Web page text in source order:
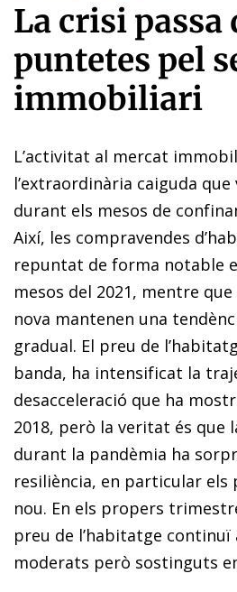
La crisi passa
puntetes pel
immobiliari
L’activitat al mercat
l’extraordinària caiguda
durant els mesos de
Així, les compravendes
repuntat de forma notable
mesos del 2021, mentre que
nova mantenen una
gradual. El preu de
banda, ha intensificat la
desacceleració que ha
2018, però la veritat és que
durant la pandèmia ha
resiliència, en particular els
nou. En els propers
preu de l’habitatge continuï
moderats però sostinguts